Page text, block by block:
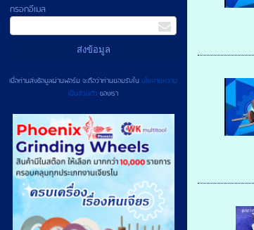
กรอกอีเมล
เมื่อท่านส่งข้อมูลผ่านฟอร์ม จะถือว่าท่านยอมรับในนโยบายความ
เป็นส่วนตัวของเรา